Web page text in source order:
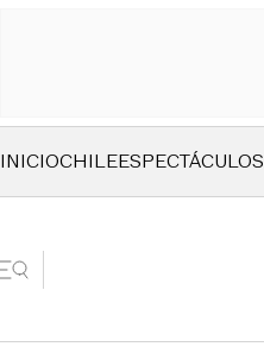
INICIOCHILEESPECTÁCULOS